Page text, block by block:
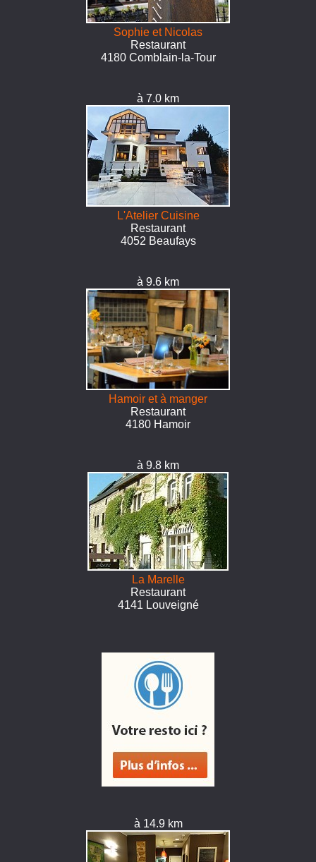
Sophie et Nicolas
Restaurant
4180 Comblain-la-Tour
à 7.0 km
L'Atelier Cuisine
Restaurant
4052 Beaufays
à 9.6 km
Hamoir et à manger
Restaurant
4180 Hamoir
à 9.8 km
La Marelle
Restaurant
4141 Louveigné
à 14.9 km